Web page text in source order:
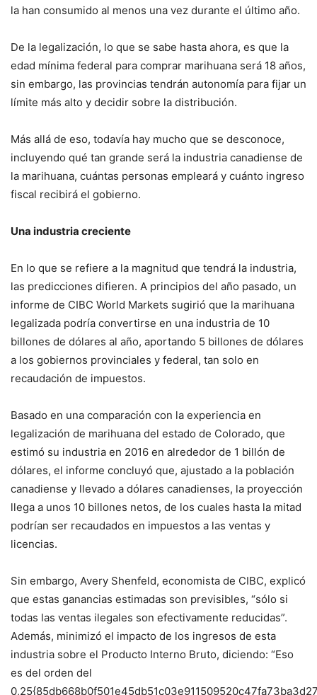
la han consumido al menos una vez durante el último año.
De la legalización, lo que se sabe hasta ahora, es que la
edad mínima federal para comprar marihuana será 18 años,
sin embargo, las provincias tendrán autonomía para fijar un
límite más alto y decidir sobre la distribución.
Más allá de eso, todavía hay mucho que se desconoce,
incluyendo qué tan grande será la industria canadiense de
la marihuana, cuántas personas empleará y cuánto ingreso
fiscal recibirá el gobierno.
Una industria creciente
En lo que se refiere a la magnitud que tendrá la industria,
las predicciones difieren. A principios del año pasado, un
informe de CIBC World Markets sugirió que la marihuana
legalizada podría convertirse en una industria de 10
billones de dólares al año, aportando 5 billones de dólares
a los gobiernos provinciales y federal, tan solo en
recaudación de impuestos.
Basado en una comparación con la experiencia en
legalización de marihuana del estado de Colorado, que
estimó su industria en 2016 en alrededor de 1 billón de
dólares, el informe concluyó que, ajustado a la población
canadiense y llevado a dólares canadienses, la proyección
llega a unos 10 billones netos, de los cuales hasta la mitad
podrían ser recaudados en impuestos a las ventas y
licencias.
Sin embargo, Avery Shenfeld, economista de CIBC, explicó
que estas ganancias estimadas son previsibles, “sólo si
todas las ventas ilegales son efectivamente reducidas”.
Además, minimizó el impacto de los ingresos de esta
industria sobre el Producto Interno Bruto, diciendo: “Eso
es del orden del